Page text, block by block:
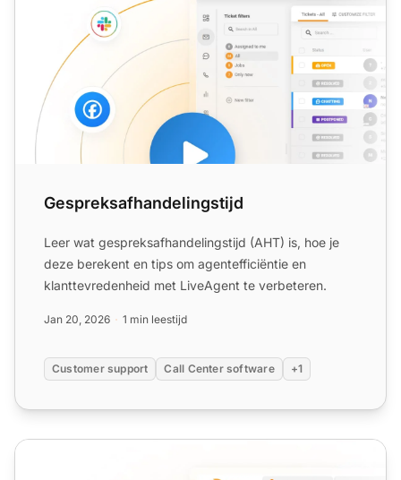
Gespreksafhandelingstijd
Leer wat gespreksafhandelingstijd (AHT) is, hoe je
deze berekent en tips om agentefficiëntie en
klanttevredenheid met LiveAgent te verbeteren.
Jan 20, 2026 1 min leestijd
Customer support Call Center software +1
Spreektijd